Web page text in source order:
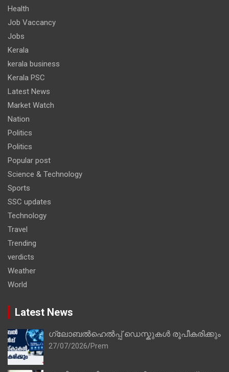
Health
Job Vaccancy
Jobs
Kerala
kerala business
Kerala PSC
Latest News
Market Watch
Nation
Politics
Politics
Popular post
Science & Technology
Sports
SSC updates
Technology
Travel
Trending
verdicts
Weather
World
Latest News
ഗ്ലോബൽഹെൽപ്പ് ഡെസ്കുകൾ രൂപീകരിക്കും
27/07/2026 Prem